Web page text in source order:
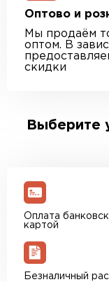
Оптово и
Мы продаём
оптом. В
скидки
Выберите
Оплата
картой
Безналичный